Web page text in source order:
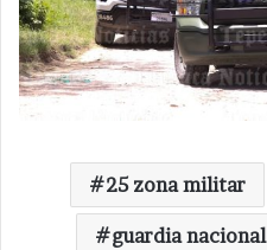
25 zona militar
guardia nacional